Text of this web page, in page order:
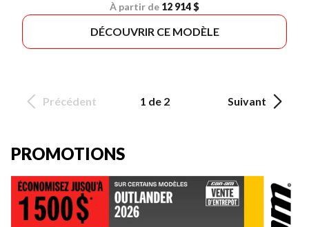
À partir de 12 914 $
DÉCOUVRIR CE MODÈLE
Précédent 1 de 2 Suivant
PROMOTIONS